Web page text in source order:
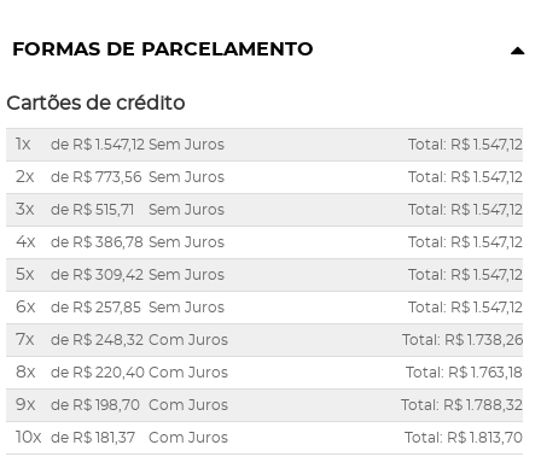
FORMAS DE PARCELAMENTO
Cartões de crédito
1x de R$ 1.547,12 Sem Juros Total: R$ 1.547,12
2x de R$ 773,56 Sem Juros Total: R$ 1.547,12
3x de R$ 515,71 Sem Juros Total: R$ 1.547,12
4x de R$ 386,78 Sem Juros Total: R$ 1.547,12
5x de R$ 309,42 Sem Juros Total: R$ 1.547,12
6x de R$ 257,85 Sem Juros Total: R$ 1.547,12
7x de R$ 248,32 Com Juros Total: R$ 1.738,26
8x de R$ 220,40 Com Juros Total: R$ 1.763,18
9x de R$ 198,70 Com Juros Total: R$ 1.788,32
10x de R$ 181,37 Com Juros Total: R$ 1.813,70